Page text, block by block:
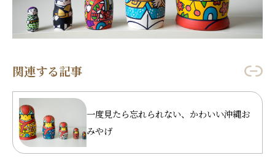
関連する記事
一度見たら忘れられない、かわいい沖縄お
みやげ